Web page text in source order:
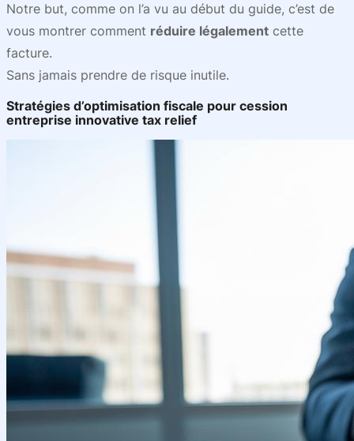
Notre but, comme on l’a vu au début du guide, c’est de
vous montrer comment réduire légalement cette
facture.
Sans jamais prendre de risque inutile.
Stratégies d’optimisation fiscale pour cession
entreprise innovative tax relief